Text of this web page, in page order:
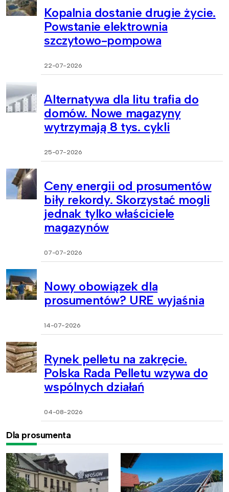
Kopalnia dostanie drugie życie.
Powstanie elektrownia
szczytowo-pompowa
22-07-2026
Alternatywa dla litu trafia do
domów. Nowe magazyny
wytrzymają 8 tys. cykli
25-07-2026
Ceny energii od prosumentów
biły rekordy. Skorzystać mogli
jednak tylko właściciele
magazynów
07-07-2026
Nowy obowiązek dla
prosumentów? URE wyjaśnia
14-07-2026
Rynek pelletu na zakręcie.
Polska Rada Pelletu wzywa do
wspólnych działań
04-08-2026
Dla prosumenta